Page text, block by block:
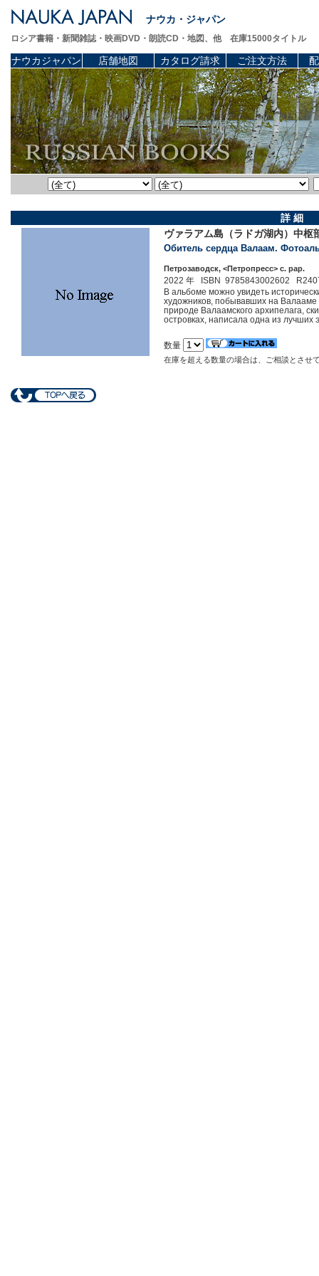
ナウカ・ジャパン
ロシア書籍・新聞雑誌・映画DVD・朗読CD・地図、他 在庫15000タイトル
ナウカジャパン 店舗地図 カタログ請求 ご注文方法
詳 細
ヴァラアム島（ラドガ湖内）中
Обитель сердца Валаам.
Петрозаводск, <Петропресс> c. pap.
2022 年 ISBN 9785843002602
В альбоме можно увидеть
художников, побывавших на
природе Валаамского архипелага,
островках, написала одна из
数量
在庫を超える数量の場合は、ご相談とさせ